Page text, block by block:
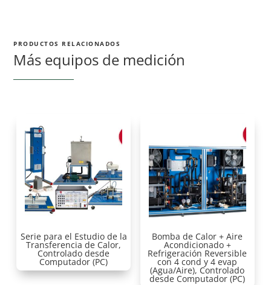
PRODUCTOS RELACIONADOS
Más equipos de medición
Serie para el Estudio de la
Transferencia de Calor,
Controlado desde
Computador (PC)
Bomba de Calor + Aire
Acondicionado +
Refrigeración Reversible
con 4 cond y 4 evap
(Agua/Aire), Controlado
desde Computador (PC)